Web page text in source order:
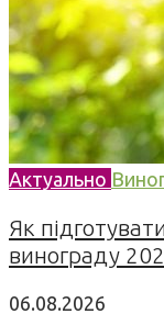
Актуально
Як
винограду
06.08.2026